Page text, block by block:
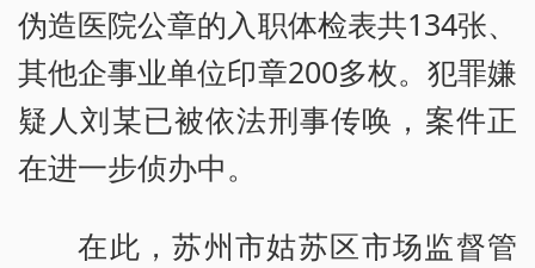
伪造医院公章的入职体检表共134张、
其他企事业单位印章200多枚。犯罪嫌
疑人刘某已被依法刑事传唤，案件正
在进一步侦办中。
在此，苏州市姑苏区市场监督管